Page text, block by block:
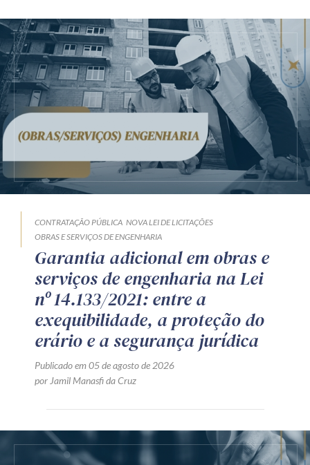
CONTRATAÇÃO PÚBLICA NOVA LEI DE LICITAÇÕES
OBRAS E SERVIÇOS DE ENGENHARIA
Garantia adicional em obras e
serviços de engenharia na Lei
nº 14.133/2021: entre a
exequibilidade, a proteção do
erário e a segurança jurídica
Publicado em 05 de agosto de 2026
por Jamil Manasfi da Cruz